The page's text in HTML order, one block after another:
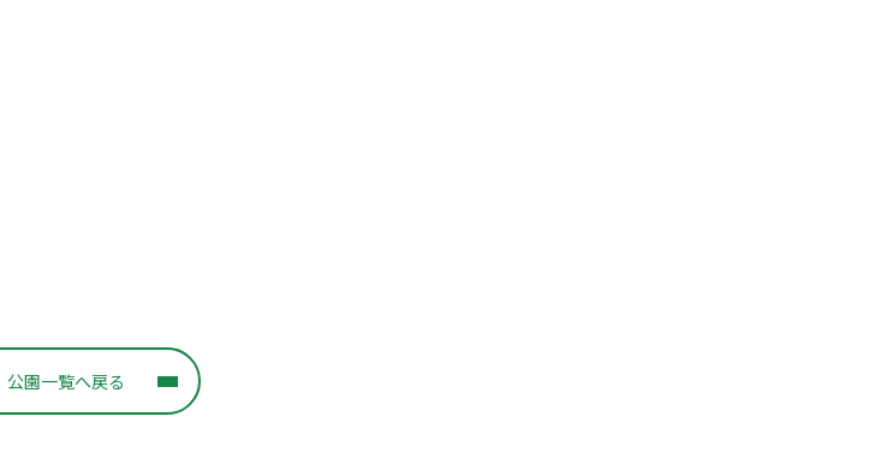
公園一覧へ戻る